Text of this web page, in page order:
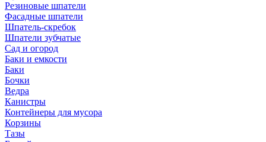
Резиновые шпатели
Фасадные шпатели
Шпатель-скребок
Шпатели зубчатые
Сад и огород
Баки и емкости
Баки
Бочки
Ведра
Канистры
Контейнеры для мусора
Корзины
Тазы